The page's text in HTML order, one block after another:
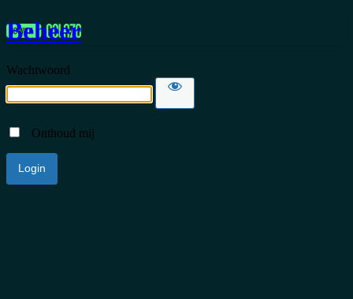
Beheer
Wachtwoord
Onthoud mij